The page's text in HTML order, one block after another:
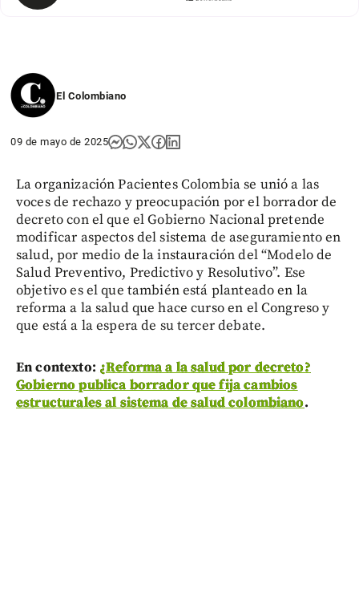
El Colombiano
09 de mayo de 2025
La organización Pacientes Colombia se unió a las
voces de rechazo y preocupación por el borrador de
decreto con el que el Gobierno Nacional pretende
modificar aspectos del sistema de aseguramiento en
salud, por medio de la instauración del “Modelo de
Salud Preventivo, Predictivo y Resolutivo”. Ese
objetivo es el que también está planteado en la
reforma a la salud que hace curso en el Congreso y
que está a la espera de su tercer debate.
En contexto: ¿Reforma a la salud por decreto?
Gobierno publica borrador que fija cambios
estructurales al sistema de salud colombiano.